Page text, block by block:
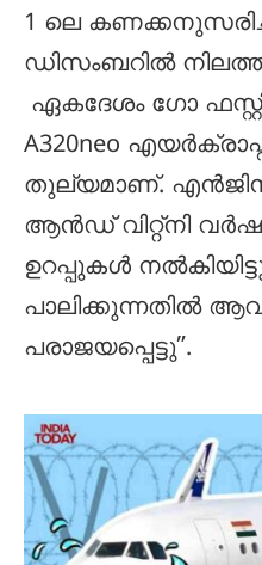
1 ലെ
ഡിസംബറിൽ
ഏകദേശം ഗോ
A320neo
തുല്യമാണ്. എൻജിൻ
ആൻഡ് വിറ്റ്‌നി
ഉറപ്പുകൾ
പാലിക്കുന്നതിൽ
പരാജയപ്പെട്ടു”.